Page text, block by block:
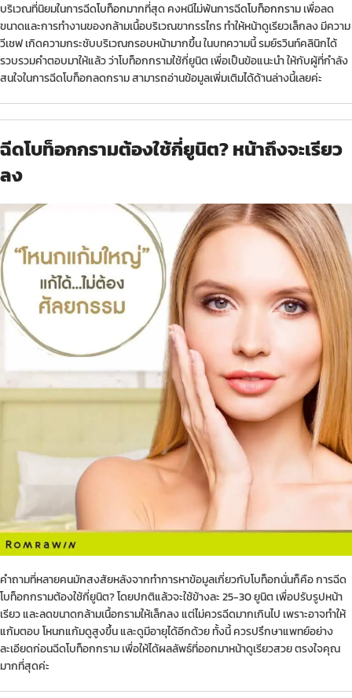
บริเวณที่นิยมในการฉีดโบท็อกมากที่สุด คงหนีไม่พ้นการฉีดโบท็อกกรามเพื่อลด
ขนาดและการทำงานของกล้ามเนื้อบริเวณขากรรไกร ทำให้หน้าดูเรียวเล็กลง มีความ
วีเชฟ เกิดความกระชับบริเวณกรอบหน้ามากขึ้น ในบทความนี้ รมย์รวินท์คลินิกได้
รวบรวมคำตอบมาให้แล้ว ว่าโบท็อกกรามใช้กี่ยูนิต เพื่อเป็นข้อแนะนำ ให้กับผู้ที่กำลัง
สนใจในการฉีดโบท็อกลดกราม สามารถอ่านข้อมูลเพิ่มเติมได้ด้านล่างนี้เลยค่ะ
ฉีดโบท็อกกรามต้องใช้กี่ยูนิต? หน้าถึงจะเรียว
ลง
คำถามที่หลายคนมักสงสัยหลังจากทำการหาข้อมูลเกี่ยวกับโบท็อกนั่นก็คือ การฉีด
โบท็อกกรามต้องใช้กี่ยูนิต? โดยปกติแล้วจะใช้ข้างละ 25-30 ยูนิต เพื่อปรับรูปหน้า
เรียว และลดขนาดกล้ามเนื้อกรามให้เล็กลง แต่ไม่ควรฉีดมากเกินไป เพราะอาจทำให้
แก้มตอบ โหนกแก้มดูสูงขึ้น และดูมีอายุได้อีกด้วย ทั้งนี้ ควรปรึกษาแพทย์อย่าง
ละเอียดก่อนฉีดโบท็อกกราม เพื่อให้ได้ผลลัพธ์ที่ออกมาหน้าดูเรียวสวย ตรงใจคุณ
มากที่สุดค่ะ